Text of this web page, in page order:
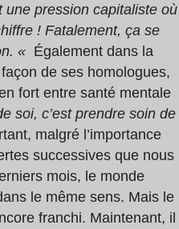
une pression capitaliste où
! Fatalement, ça se
« Également dans la
de ses homologues,
fort entre santé mentale
soi, c’est prendre soin de
malgré l’importance
successives que nous
mois, le monde
le même sens. Mais le
franchi. Maintenant, il